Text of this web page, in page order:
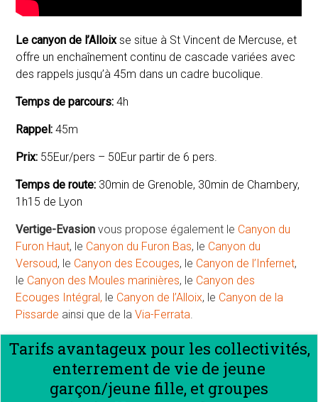
Le canyon de l’Alloixse situe à St Vincent de Mercuse, et
offre un enchaînement continu de cascade variées avec
des rappels jusqu’à 45m dans un cadre bucolique.
Temps de parcours: 4h
Rappel: 45m
Prix: 55Eur/pers – 50Eur partir de 6 pers.
Temps de route: 30min de Grenoble, 30min de Chambery,
1h15 de Lyon
Vertige-Evasion vous propose également le Canyon du
Furon Haut, le Canyon du Furon Bas, le Canyon du
Versoud, le Canyon des Ecouges, le Canyon de l’Infernet,
le Canyon des Moules marinières, le Canyon des
Ecouges Intégral, le Canyon de l’Alloix, le Canyon de la
Pissarde ainsi que de laVia-Ferrata.
Tarifs avantageux pour les collectivités,
enterrement de vie de jeune
garçon/jeune fille, et groupes